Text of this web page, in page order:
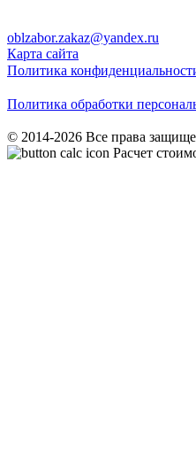
oblzabor.zakaz@yandex.ru
Карта сайта
Политика
Политика обработки
© 2014-2026 Все права
Расчет